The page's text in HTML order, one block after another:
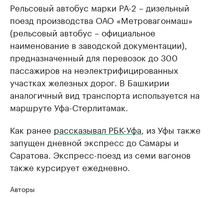
Рельсовый автобус марки РА-2 – дизельный
поезд производства ОАО «Метровагонмаш»
(рельсовый автобус – официальное
наименование в заводской документации),
предназначенный для перевозок до 300
пассажиров на неэлектрифицированных
участках железных дорог. В Башкирии
аналогичный вид транспорта используется на
маршруте Уфа-Стерлитамак.
Как ранее рассказывал РБК-Уфа, из Уфы также
запущен дневной экспресс до Самары и
Саратова. Экспресс-поезд из семи вагонов
также курсирует ежедневно.
Авторы